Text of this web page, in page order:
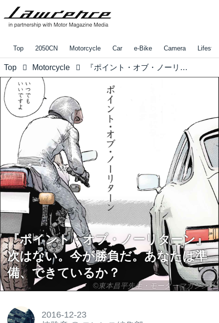
Top 2050CN Motorcycle Car e-Bike Camera
Top Motorcycle 『ポイント・オブ・ノーリターン』次はない。今が勝負だ。あなたは準備、できているか？
©東本昌平先生・モーターマガジン社
『ポイント・オブ・ノーリターン』
次はない。今が勝負だ。あなたは準
備、できているか？
2016-12-23